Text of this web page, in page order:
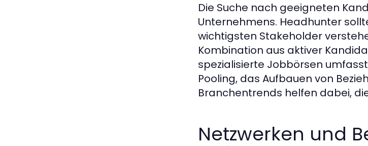
Die Suche nach geeigneten
Unternehmens. Headhunter
wichtigsten Stakeholder
Kombination aus aktiver
spezialisierte Jobbörsen
Pooling, das Aufbauen von
Branchentrends helfen dabei,
Netzwerken und